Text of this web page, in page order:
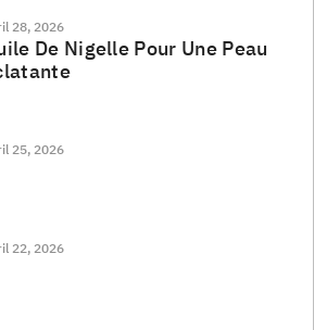
28, 2026
De Nigelle Pour Une Peau
25, 2026
22, 2026